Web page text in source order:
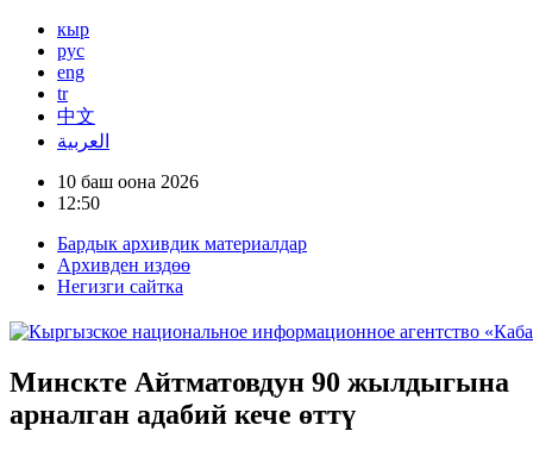
кыр
рус
eng
tr
中文
العربية
10 баш оона 2026
12:50
Бардык архивдик материалдар
Архивден издөө
Негизги сайтка
Минскте Айтматовдун 90 жылдыгына
арналган адабий кече өттү